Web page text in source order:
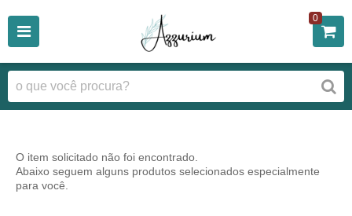
0
O item solicitado não foi encontrado.
Abaixo seguem alguns produtos selecionados especialmente
para você.